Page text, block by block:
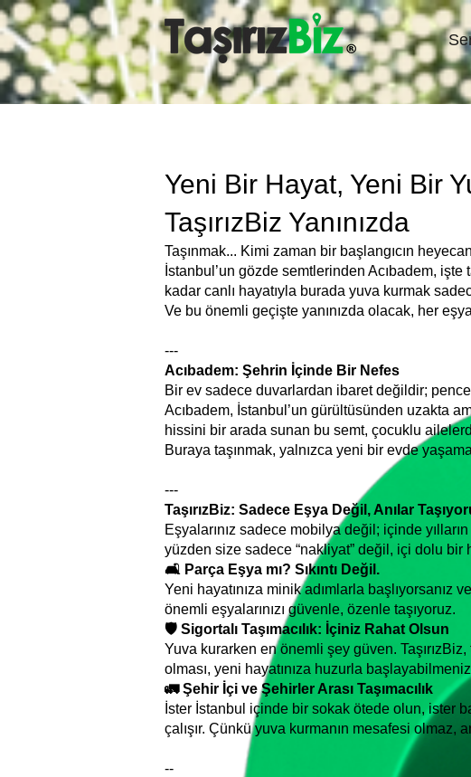
Yeni Bir Hayat, Yeni Bir
TaşırızBiz Yanınızda
Taşınmak... Kimi zaman bir başlangıcın
İstanbul’un gözde semtlerinden Acıbadem,
kadar canlı hayatıyla burada yuva kurmak
Ve bu önemli geçişte yanınızda olacak, her
---
Acıbadem: Şehrin İçinde Bir Nefes
Bir ev sadece duvarlardan ibaret değildir;
Acıbadem, İstanbul’un gürültüsünden uzakta
hissini bir arada sunan bu semt, çocuklu
Buraya taşınmak, yalnızca yeni bir evde
---
TaşırızBiz: Sadece Eşya Değil, Anılar
Eşyalarınız sadece mobilya değil; içinde
yüzden size sadece “nakliyat” değil, içi dolu bir
🛋 Parça Eşya mı? Sıkıntı Değil.
Yeni hayatınıza minik adımlarla başlıyorsanız
önemli eşyalarınızı güvenle, özenle taşıyoruz.
🛡 Sigortalı Taşımacılık: İçiniz Rahat Olsun
Yuva kurarken en önemli şey güven.
olması, yeni hayatınıza huzurla
🚛 Şehir İçi ve Şehirler Arası Taşımacılık
İster İstanbul içinde bir sokak ötede olun, ister
çalışır. Çünkü yuva kurmanın mesafesi olmaz,
--